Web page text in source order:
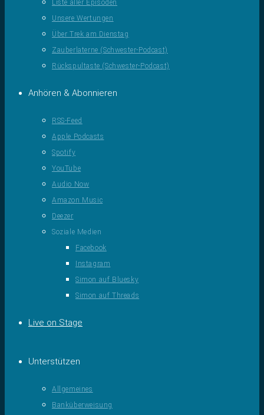
Liste aller Episoden
Unsere Wertungen
Über Trek am Dienstag
Zauberlaterne (Schwester-Podcast)
Rückspultaste (Schwester-Podcast)
Anhören & Abonnieren
RSS-Feed
Apple Podcasts
Spotify
YouTube
Audio Now
Amazon Music
Deezer
Soziale Medien
Facebook
Instagram
Simon auf Bluesky
Simon auf Threads
Live on Stage
Unterstützen
Allgemeines
Banküberweisung